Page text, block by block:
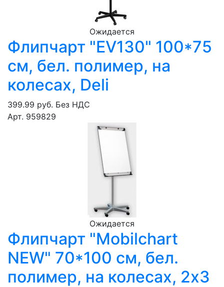
Ожидается
Флипчарт "EV130" 100*75
см, бел. полимер, на
колесах, Deli
399.99 руб. Без НДС
Арт. 959829
Ожидается
Флипчарт "Mobilchart
NEW" 70*100 см, бел.
полимер, на колесах, 2х3